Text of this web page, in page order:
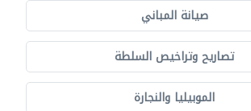
صيانة المباني
تصاريح وتراخيص السلطة
الموبيليا والنجارة